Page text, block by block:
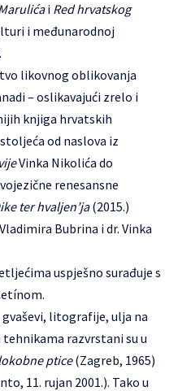
i Red hrvatskog
i međunarodnoj
likovnog oblikovanja
– oslikavajući zrelo i
knjiga hrvatskih
od naslova iz
Vinka Nikolića do
renesansne
ter hvaljen’ja(2015.)
Bubrina i dr. Vinka
uspješno surađuje s
litografije, ulja na
razvrstani su u
ptice(Zagreb, 1965)
11. rujan 2001.). Tako u